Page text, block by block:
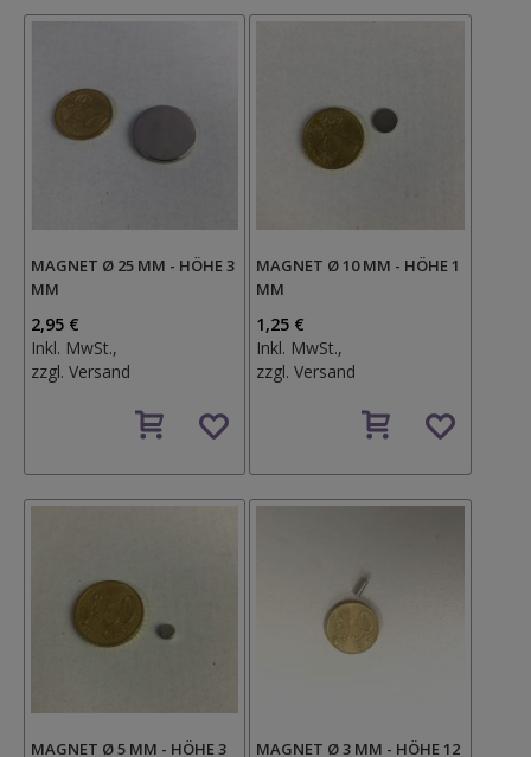
MAGNET Ø 25 MM - HÖHE 3
MM
2,95 €
Inkl. MwSt.,
zzgl. Versand
den
MAGNET Ø 10 MM - HÖHE 1
MM
1,25 €
Inkl. MwSt.,
zzgl.Versand
den
MAGNET Ø 5 MM - HÖHE 3 MAGNET Ø 3 MM - HÖHE 12